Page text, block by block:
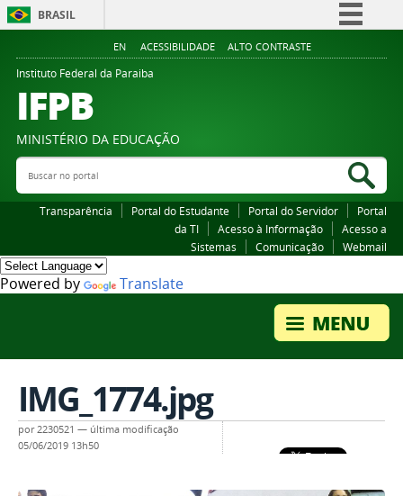
BRASIL
Simplifique!
Legislação
EN ACESSIBILIDADE ALTO CONTRASTE
Instituto Federal da Paraiba
IFPB
MINISTÉRIO DA EDUCAÇÃO
Buscar no portal
Transparência Portal do Estudante Portal do Servidor
Portal
da TI
Acesso à Informação
Acesso a
Sistemas
Comunicação Webmail
Powered by Translate
IMG_1774.jpg
por2230521 — última modificação
05/06/2019 13h50